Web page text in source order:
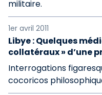
militaire.
1er avril 2011
Libye : Quelques
collatéraux » d’une
Interrogations
cocoricos